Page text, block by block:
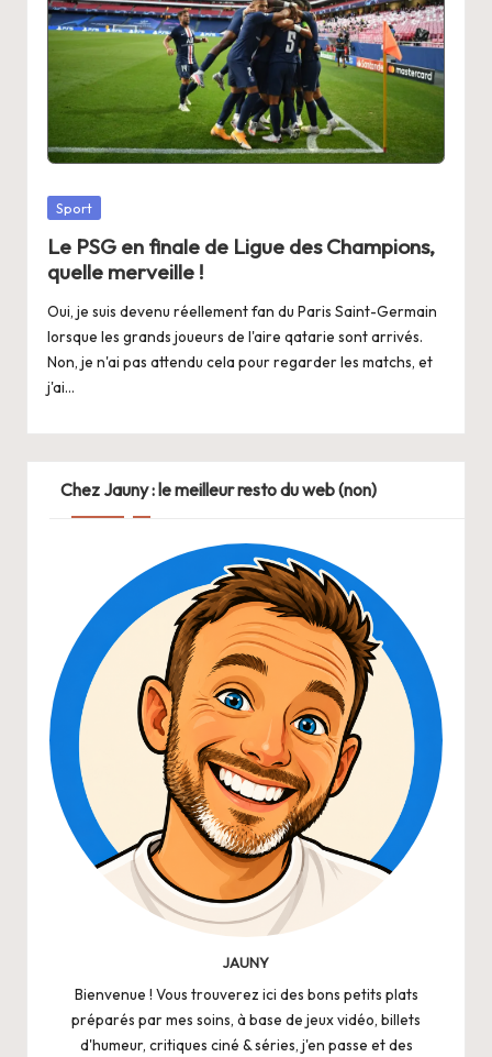
Posted
Sport
Le PSG en finale de Ligue des Champions,
quelle merveille !
Oui, je suis devenu réellement fan du Paris Saint-Germain
lorsque les grands joueurs de l'aire qatarie sont arrivés.
Non, je n'ai pas attendu cela pour regarder les matchs, et
j'ai…
Chez Jauny : le meilleur resto du web (non)
JAUNY
Bienvenue ! Vous trouverez ici des bons petits plats
préparés par mes soins, à base de jeux vidéo, billets
d'humeur, critiques ciné & séries, j'en passe et des